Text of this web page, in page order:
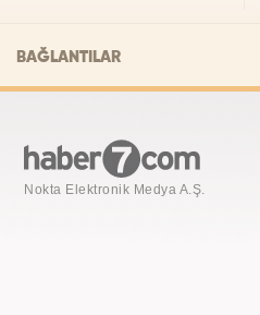
BAĞLANTILAR
Nokta Elektronik Medya A.Ş.